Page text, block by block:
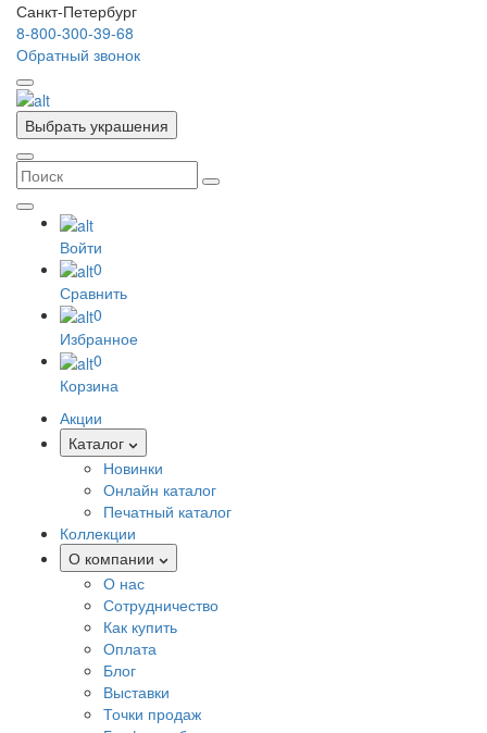
Санкт-Петербург
8-800-300-39-68
Обратный звонок
Выбрать украшения
Войти
0
Сравнить
0
Избранное
0
Корзина
Акции
Каталог
Новинки
Онлайн каталог
Печатный каталог
Коллекции
О компании
О нас
Сотрудничество
Как купить
Оплата
Блог
Выставки
Точки продаж